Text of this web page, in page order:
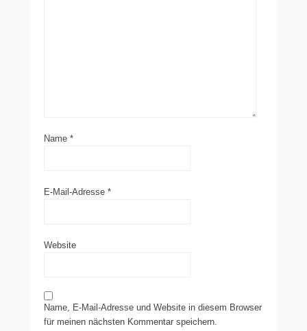
Name *
E-Mail-Adresse *
Website
Name, E-Mail-Adresse und Website in diesem Browser
für meinen nächsten Kommentar speichern.